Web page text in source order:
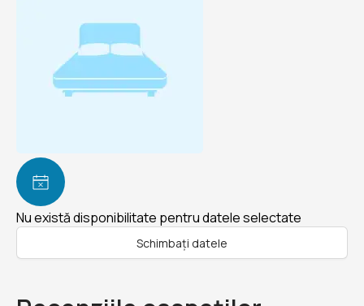
Nu există disponibilitate pentru datele selectate
Schimbați datele